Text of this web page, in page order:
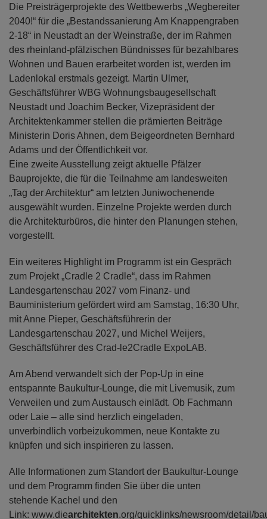
Die Preisträgerprojekte des Wettbewerbs „Wegbereiter
2040!“ für die „Bestandssanierung Am Knappengraben
2-18“ in Neustadt an der Weinstraße, der im Rahmen
des rheinland-pfälzischen Bündnisses für bezahlbares
Wohnen und Bauen erarbeitet worden ist, werden im
Ladenlokal erstmals gezeigt. Martin Ulmer,
Geschäftsführer WBG Wohnungsbaugesellschaft
Neustadt und Joachim Becker, Vizepräsident der
Architektenkammer stellen die prämierten Beiträge
Ministerin Doris Ahnen, dem Beigeordneten Bernhard
Adams und der Öffentlichkeit vor.
Eine zweite Ausstellung zeigt aktuelle Pfälzer
Bauprojekte, die für die Teilnahme am landesweiten
„Tag der Architektur“ am letzten Juniwochenende
ausgewählt wurden. Einzelne Projekte werden durch
die Architekturbüros, die hinter den Planungen stehen,
vorgestellt.
Ein weiteres Highlight im Programm ist ein Gespräch
zum Projekt „Cradle 2 Cradle“, dass im Rahmen
Landesgartenschau 2027 vom Finanz- und
Bauministerium gefördert wird am Samstag, 16:30 Uhr,
mit Anne Pieper, Geschäftsführerin der
Landesgartenschau 2027, und Michel Weijers,
Geschäftsführer des Crad-le2Cradle ExpoLAB.
Am Abend verwandelt sich der Pop-Up in eine
entspannte Baukultur-Lounge, die mit Livemusik, zum
Verweilen und zum Austausch einlädt. Ob Fachmann
oder Laie – alle sind herzlich eingeladen,
unverbindlich vorbeizukommen, neue Kontakte zu
knüpfen und sich inspirieren zu lassen.
Alle Informationen zum Standort der Baukultur-Lounge
und dem Programm finden Sie über die unten
stehende Kachel und den
Link: www.diearchitekten.org/quicklinks/newsroom/detail/